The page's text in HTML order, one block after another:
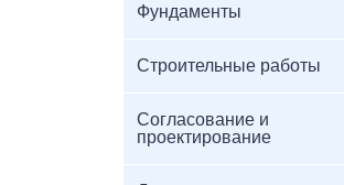
Фундаменты
Строительные работы
Согласование и
проектирование